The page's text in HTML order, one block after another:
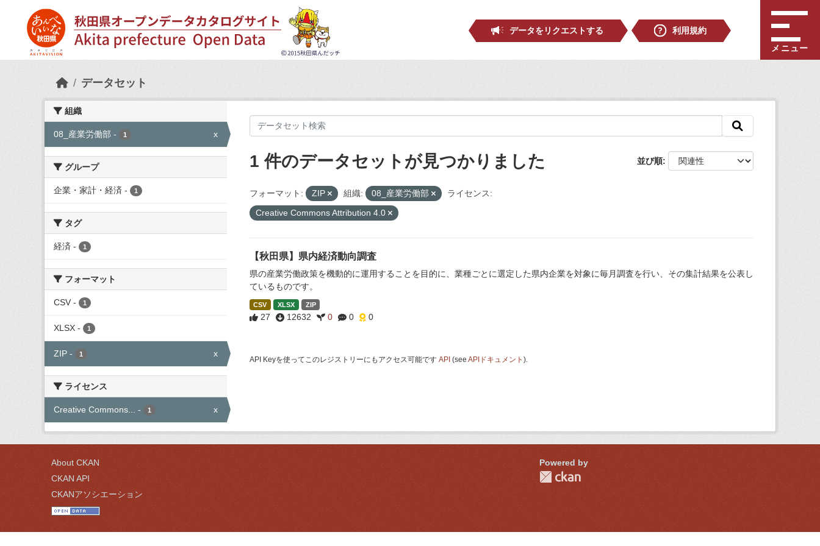
データをリクエストする
利用規約
メニュー
データセット
組織
08_産業労働部 - 1 x
グループ
企業・家計・経済 - 1
タグ
経済 - 1
フォーマット
CSV - 1
XLSX - 1
ZIP - 1 x
ライセンス
Creative Commons... - 1 x
並び順
1 件のデータセットが見つかりました
フォーマット: ZIP 組織: 08_産業労働部
ライセンス:
Creative Commons Attribution 4.0
【秋田県】県内経済動向調査
県の産業労働政策を機動的に運用することを目的に、業種ごとに選定した県内企業を対象に毎月調査を行い、その集計結果を公表し
ているものです。
CSV XLSX ZIP
27 12632 0 0 0
API Keyを使ってこのレジストリーにもアクセス可能です API (see APIドキュメント ).
About CKAN
CKAN API
CKANアソシエーション
Powered by